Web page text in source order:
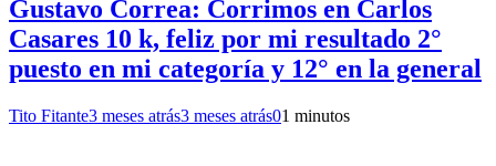
Gustavo Correa: Corrimos en Carlos
Casares 10 k, feliz por mi resultado 2°
puesto en mi categoría y 12° en la general
Tito Fitante3 meses atrás3 meses atrás01 minutos